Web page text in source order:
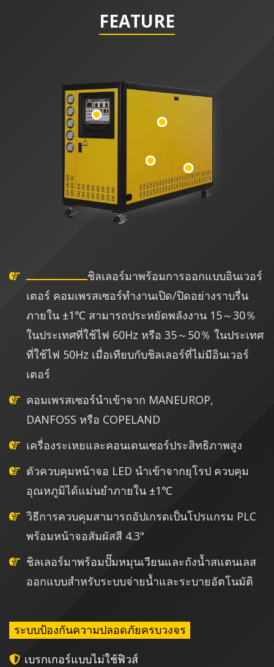
FEATURE
ชิลเลอร์มาพร้อมการออกแบบอินเวอร์
เตอร์ คอมเพรสเซอร์ทำงานเปิด/ปิดอย่างราบรื่น
ภายใน ±1℃ สามารถประหยัดพลังงาน 15～30％
ในประเทศที่ใช้ไฟ 60Hz หรือ 35～50％ ในประเทศ
ที่ใช้ไฟ 50Hz เมื่อเทียบกับชิลเลอร์ที่ไม่มีอินเวอร์
เตอร์
คอมเพรสเซอร์นำเข้าจาก MANEUROP,
DANFOSS หรือ COPELAND
เครื่องระเหยและคอนเดนเซอร์ประสิทธิภาพสูง
ตัวควบคุมหน้าจอ LED นำเข้าจากยุโรป ควบคุม
อุณหภูมิได้แม่นยำภายใน ±1℃
วิธีการควบคุมสามารถอัปเกรดเป็นโปรแกรม PLC
พร้อมหน้าจอสัมผัสสี 4.3"
ชิลเลอร์มาพร้อมปั๊มหมุนเวียนและถังน้ำสแตนเลส
ออกแบบสำหรับระบบจ่ายน้ำและระบายอัตโนมัติ
ระบบป้องกันความปลอดภัยครบวงจร
เบรกเกอร์แบบไม่ใช้ฟิวส์